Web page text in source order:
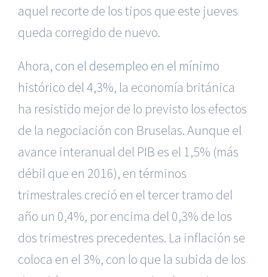
aquel recorte de los tipos que este jueves
queda corregido de nuevo.
Ahora, con el desempleo en el mínimo
histórico del 4,3%, la economía británica
ha resistido mejor de lo previsto los efectos
de la negociación con Bruselas. Aunque el
avance interanual del PIB es el 1,5% (más
débil que en 2016), en términos
trimestrales creció en el tercer tramo del
año un 0,4%, por encima del 0,3% de los
dos trimestres precedentes. La inflación se
coloca en el 3%, con lo que la subida de los